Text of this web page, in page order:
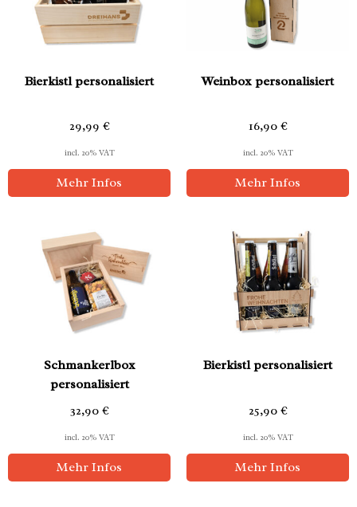
Bierkistl personalisiert
29,99 €
incl. 20% VAT
Mehr Infos
Weinbox personalisiert
16,90 €
incl. 20% VAT
Mehr Infos
Schmankerlbox
personalisiert
32,90 €
incl. 20% VAT
Mehr Infos
Bierkistl personalisiert
25,90 €
incl. 20% VAT
Mehr Infos